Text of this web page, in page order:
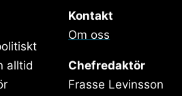
alltid
Kontakt
Om oss
Chefredaktör
Frasse Levinsson